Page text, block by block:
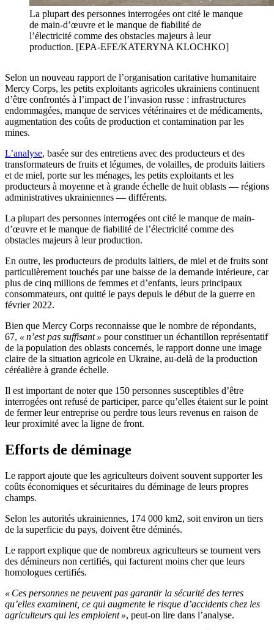
La plupart des personnes interrogées ont cité le manque
de main-d’œuvre et le manque de fiabilité de
l’électricité comme des obstacles majeurs à leur
production. [EPA-EFE/KATERYNA KLOCHKO]
Selon un nouveau rapport de l’organisation caritative humanitaire
Mercy Corps, les petits exploitants agricoles ukrainiens continuent
d’être confrontés à l’impact de l’invasion russe : infrastructures
endommagées, manque de services vétérinaires et de médicaments,
augmentation des coûts de production et contamination par les
mines.
L’analyse, basée sur des entretiens avec des producteurs et des
transformateurs de fruits et légumes, de volailles, de produits laitiers
et de miel, porte sur les ménages, les petits exploitants et les
producteurs à moyenne et à grande échelle de huit oblasts — régions
administratives ukrainiennes — différents.
La plupart des personnes interrogées ont cité le manque de main-
d’œuvre et le manque de fiabilité de l’électricité comme des
obstacles majeurs à leur production.
En outre, les producteurs de produits laitiers, de miel et de fruits sont
particulièrement touchés par une baisse de la demande intérieure, car
plus de cinq millions de femmes et d’enfants, leurs principaux
consommateurs, ont quitté le pays depuis le début de la guerre en
février 2022.
Bien que Mercy Corps reconnaisse que le nombre de répondants,
67, « n’est pas suffisant » pour constituer un échantillon représentatif
de la population des oblasts concernés, le rapport donne une image
claire de la situation agricole en Ukraine, au-delà de la production
céréalière à grande échelle.
Il est important de noter que 150 personnes susceptibles d’être
interrogées ont refusé de participer, parce qu’elles étaient sur le point
de fermer leur entreprise ou perdre tous leurs revenus en raison de
leur proximité avec la ligne de front.
Efforts de déminage
Le rapport ajoute que les agriculteurs doivent souvent supporter les
coûts économiques et sécuritaires du déminage de leurs propres
champs.
Selon les autorités ukrainiennes, 174 000 km2, soit environ un tiers
de la superficie du pays, doivent être déminés.
Le rapport explique que de nombreux agriculteurs se tournent vers
des démineurs non certifiés, qui facturent moins cher que leurs
homologues certifiés.
« Ces personnes ne peuvent pas garantir la sécurité des terres
qu’elles examinent, ce qui augmente le risque d’accidents chez les
agriculteurs qui les emploient », peut-on lire dans l’analyse.